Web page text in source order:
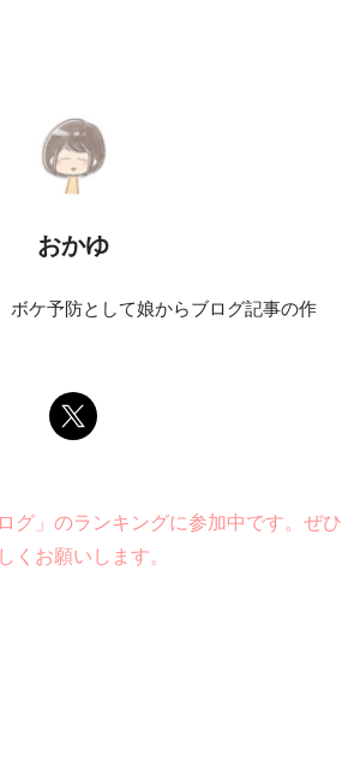
おかゆ
ボケ予防として娘からブログ記事の作
グ」のランキングに参加中です。ぜひ
くお願いします。